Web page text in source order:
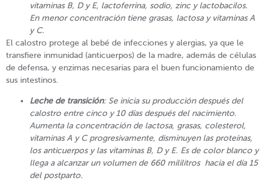
vitaminas B, D y E, lactoferrina, sodio, zinc y lactobacilos.
En menor concentración tiene grasas, lactosa y vitaminas A
y C.
El calostro protege al bebé de infecciones y alergias, ya que le
transfiere inmunidad (anticuerpos) de la madre, además de células
de defensa, y enzimas necesarias para el buen funcionamiento de
sus intestinos.
Leche de transición: Se inicia su producción después del
calostro entre cinco y 10 días después del nacimiento.
Aumenta la concentración de lactosa, grasas, colesterol,
vitaminas A y C progresivamente, disminuyen las proteínas,
los anticuerpos y las vitaminas B, D y E. Es de color blanco y
llega a alcanzar un volumen de 660 mililitros hacia el día 15
del postparto.